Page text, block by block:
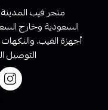
متجر فيب
السعودية وخارج
أجهزة الفيب،
التوصيل